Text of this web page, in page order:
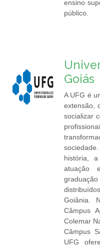
ensino
público.
Goiás
A UFG é
extensão,
socializar
história,
atuação
Goiânia.
Câmpus
Colemar
Câmpus
UFG